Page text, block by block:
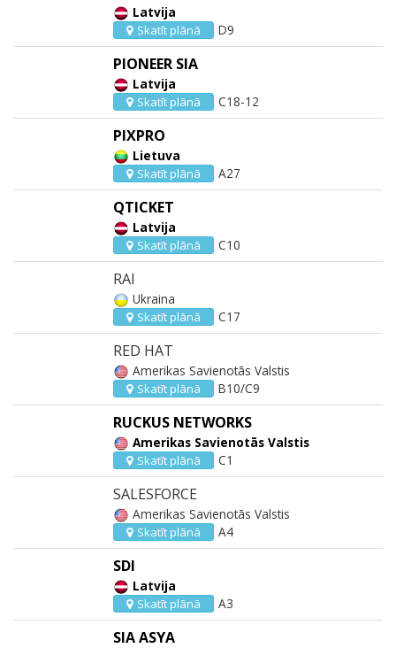
Latvija
Skatīt plānā D9
PIONEER SIA
Latvija
Skatīt plānā C18-12
PIXPRO
Lietuva
Skatīt plānā A27
QTICKET
Latvija
Skatīt plānā C10
RAI
Ukraina
Skatīt plānā C17
RED HAT
Amerikas Savienotās Valstis
Skatīt plānā B10/C9
RUCKUS NETWORKS
Amerikas Savienotās Valstis
Skatīt plānā C1
SALESFORCE
Amerikas Savienotās Valstis
Skatīt plānā A4
SDI
Latvija
Skatīt plānā A3
SIA ASYA